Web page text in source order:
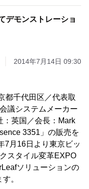
デモンストレーショ
2014年7月14日 09:30
都千代田区／代表取
議システムメーカー
：英国／会長：Mark
3351」の販売を
7月16日より東京ビッ
スタイル変革EXPO
ソリューションの
。